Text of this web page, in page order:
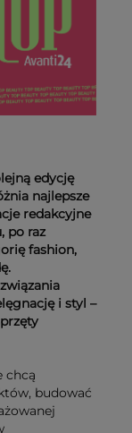
edycję
najlepsze
redakcyjne
po raz
fashion,
i styl –
chcą
budować